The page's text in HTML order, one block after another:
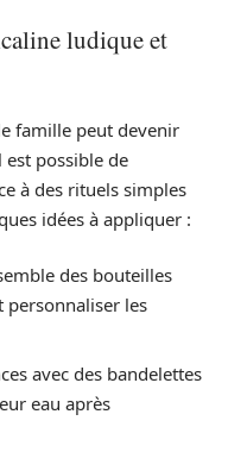
ludique et
famille peut devenir
possible de
à des rituels simples
idées à appliquer :
des bouteilles
personnaliser les
avec des bandelettes
eau après